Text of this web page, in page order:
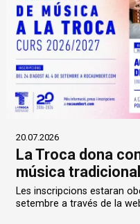
20.07.2026
La Troca dona
música
Les inscripcions estaran
setembre a través de la